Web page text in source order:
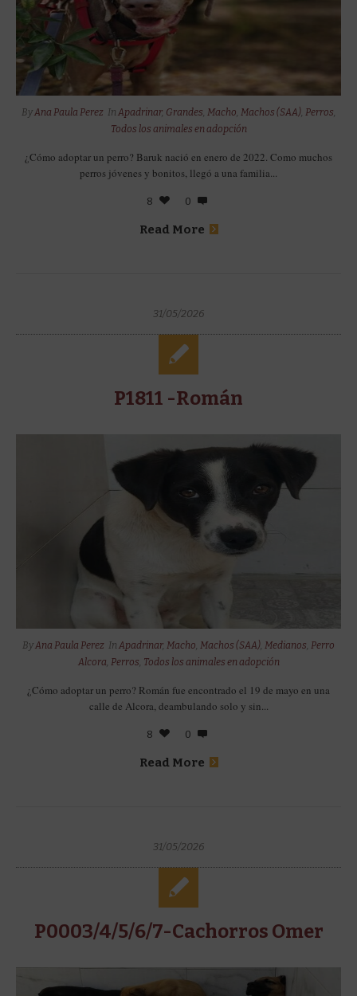
By Ana Paula Perez In Apadrinar, Grandes Macho Machos (SAA), Perros
Todos los animales en adopción
¿Cómo adoptar un perro? Baruk nació en enero de 2022. Como muchos
perros jóvenes y bonitos, llegó a una familia...
8 0
Read More
31/05/2026
P1811 -Román
ByAna Paula Perez In Apadrinar, Macho, Machos (SAA), Medianos, Perro
Alcora, Perros, Todos los animales en adopción
¿Cómo adoptar un perro? Román fue encontrado el 19 de mayo en una
calle de Alcora, deambulando solo y sin...
8 0
Read More
31/05/2026
P0003/4/5/6/7-Cachorros Omer